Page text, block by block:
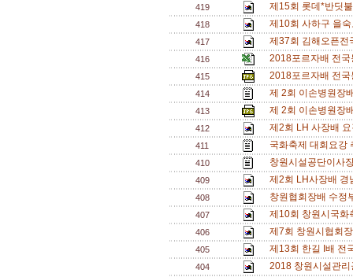
419 제15회 롯데*반딧
418 제10회 사하구 을
417 제37회 김해오픈
416 2018포르자배 전
415 2018포르자배 전
414 제 2회 이손병원장
413 제 2회 이손병원장
412 제2회 LH 사장배
411 국화축제 대회요
410 창원시설공단이사
409 제2회 LH사장배
408 창원협회장배 수
407 제10회 창원시국
406 제7회 창원시협회
405 제13회 한길 I배 전
404 2018 창원시설관